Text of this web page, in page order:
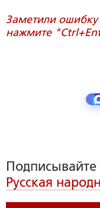
Заметили
нажмите
Русская